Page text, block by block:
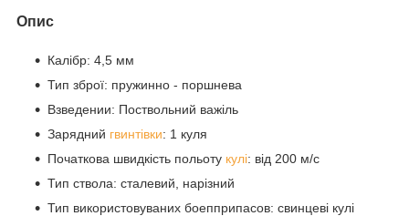
Опис
Калібр: 4,5 мм
Тип зброї: пружинно - поршнева
Взведении: Поствольний важіль
Зарядний гвинтівки: 1 куля
Початкова швидкість польоту кулі: від 200 м/с
Тип ствола: сталевий, нарізний
Тип використовуваних боепприпасов: свинцеві кулі